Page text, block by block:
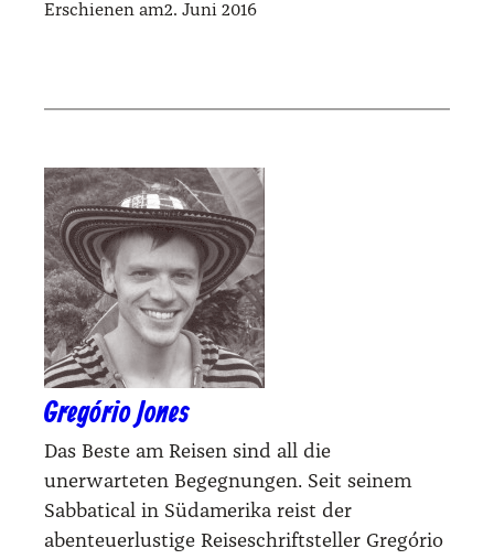
Erschienen am2. Juni 2016
Gregório Jones
Das Beste am Reisen sind all die
unerwarteten Begegnungen. Seit seinem
Sabbatical in Südamerika reist der
abenteuerlustige Reiseschriftsteller Gregório